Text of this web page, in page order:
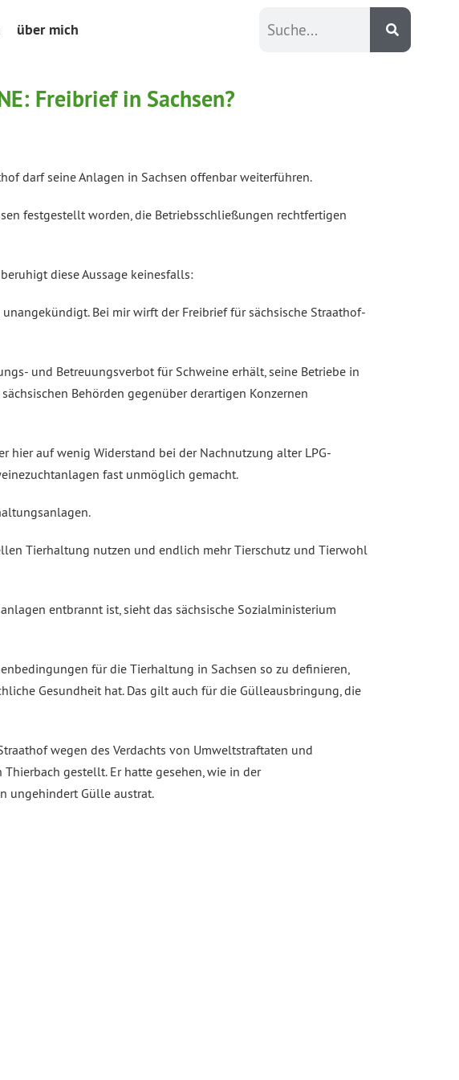
über mich
Freibrief in Sachsen?
darf seine Anlagen in Sachsen offenbar weiterführen.
festgestellt worden, die Betriebsschließungen rechtfertigen
diese Aussage keinesfalls:
Bei mir wirft der Freibrief für sächsische Straathof-
und Betreuungsverbot für Schweine erhält, seine Betriebe in
Behörden gegenüber derartigen Konzernen
hier auf wenig Widerstand bei der Nachnutzung alter LPG-
fast unmöglich gemacht.
Tierhaltung nutzen und endlich mehr Tierschutz und Tierwohl
entbrannt ist, sieht das sächsische Sozialministerium
für die Tierhaltung in Sachsen so zu definieren,
Gesundheit hat. Das gilt auch für die Gülleausbringung, die
wegen des Verdachts von Umweltstraftaten und
gestellt. Er hatte gesehen, wie in der
ungehindert Gülle austrat.